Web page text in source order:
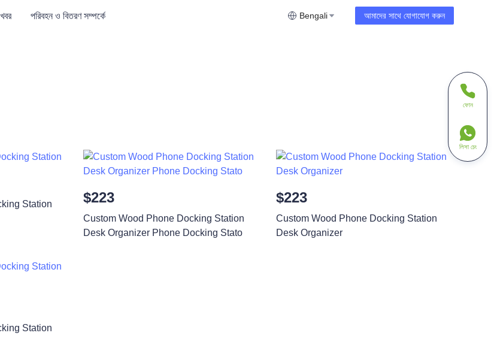
খবর পরিবহন ও বিতরণ সম্পর্কে Bengali আমাদের সাথে যোগাযোগ করুন
Station $223
Custom Wood Phone Docking Station
Desk Organizer Phone Docking Stato
$223
Custom Wood Phone Docking Station
Desk Organizer
Station
ফোন
লিসা চেং